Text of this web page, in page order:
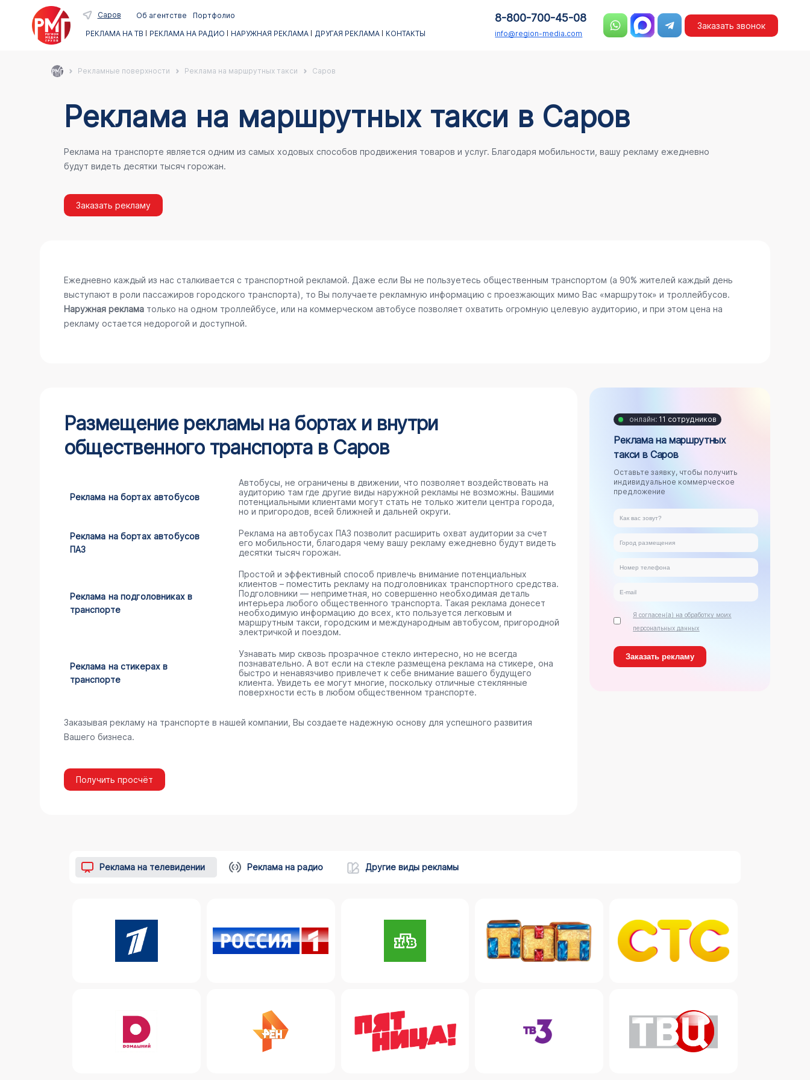
Саров Об агентстве
Портфолио
РЕКЛАМА НА ТВ
РЕКЛАМА НА РАДИО НАРУЖНАЯ РЕКЛАМА ДРУГАЯ РЕКЛАМА КОНТАКТЫ
8-800-700-45-08
info@region-media.com
Заказать звонок
Рекламные поверхности Реклама на маршрутных такси Саров
Реклама на маршрутных такси в Саров
Реклама на транспорте является одним из самых ходовых способов продвижения товаров и услуг. Благодаря мобильности, вашу рекламу ежедневно
будут видеть десятки тысяч горожан.
Заказать рекламу
Ежедневно каждый из нас сталкивается с транспортной рекламой. Даже если Вы не пользуетесь общественным транспортом (а 90% жителей каждый день
выступают в роли пассажиров городского транспорта), то Вы получаете рекламную информацию с проезжающих мимо Вас «маршруток» и троллейбусов.
Наружная реклама только на одном троллейбусе, или на коммерческом автобусе позволяет охватить огромную целевую аудиторию, и при этом цена на
рекламу остается недорогой и доступной.
Размещение рекламы на бортах и внутри
общественного транспорта в Саров
Реклама на бортах автобусов
Автобусы, не ограничены в движении, что позволяет воздействовать на
аудиторию там где другие виды наружной рекламы не возможны. Вашими
потенциальными клиентами могут стать не только жители центра города,
но и пригородов, всей ближней и дальней округи.
Реклама на бортах автобусов
ПАЗ
Реклама на автобусах ПАЗ позволит расширить охват аудитории за счет
его мобильности, благодаря чему вашу рекламу ежедневно будут видеть
десятки тысяч горожан.
Реклама на подголовниках в
транспорте
Простой и эффективный способ привлечь внимание потенциальных
клиентов – поместить рекламу на подголовниках транспортного средства.
Подголовники — неприметная, но совершенно необходимая деталь
интерьера любого общественного транспорта. Такая реклама донесет
необходимую информацию до всех, кто пользуется легковым и
маршрутным такси, городским и международным автобусом, пригородной
электричкой и поездом.
Реклама на стикерах в
транспорте
Узнавать мир сквозь прозрачное стекло интересно, но не всегда
познавательно. А вот если на стекле размещена реклама на стикере, она
быстро и ненавязчиво привлечет к себе внимание вашего будущего
клиента. Увидеть ее могут многие, поскольку отличные стеклянные
поверхности есть в любом общественном транспорте.
Заказывая рекламу на транспорте в нашей компании, Вы создаете надежную основу для успешного развития
Вашего бизнеса.
Получить просчёт
онлайн: 11 сотрудников
Реклама на маршрутных
такси в Саров
Оставьте заявку, чтобы получить
индивидуальное коммерческое
предложение
Я согласен(а) на обработку моих
персональных данных
Реклама на телевидении Реклама на радио Другие виды рекламы